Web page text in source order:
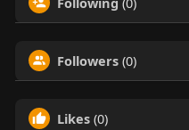
Followers (0)
Likes (0)